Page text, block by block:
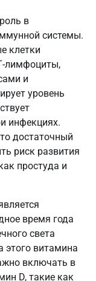
в
системы.
клетки
лимфоциты,
и
уровень
инфекциях.
достаточный
риск развития
простуда и
время года
света
этого витамина
включать в
D, такие как